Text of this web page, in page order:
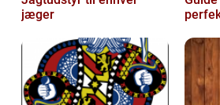
jæger